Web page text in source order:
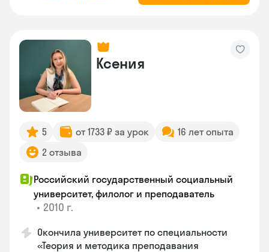
Ксения
5 от 1733 ₽ за урок
16 лет опыта
2 отзыва
Российский государственный социальный
университет, филолог и преподаватель
• 2010 г.
Окончила университет по специальности
«Теория и методика преподавания